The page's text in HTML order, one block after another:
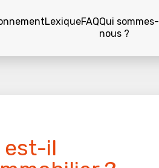
LexiqueFAQQui sommes-
nous ?
est-il